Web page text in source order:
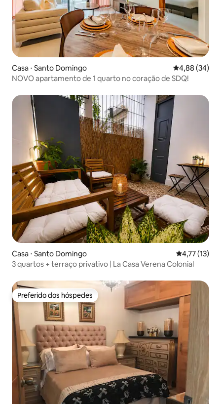
Casa ⋅ Santo Domingo 4,88 de uma
4,88 (34)
NOVO apartamento de 1 quarto no coração de SDQ!
Casa ⋅ Santo Domingo 4,77 de uma
4,77 (13)
3 quartos + terraço privativo | La Casa Verena Colonial
Preferido dos hóspedes
Preferido dos hóspedes